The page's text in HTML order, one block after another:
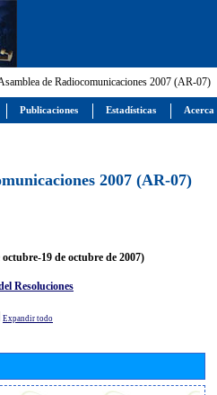
de Radiocomunicaciones 2007 (AR-07)
2007 (AR-07)
19 de octubre de 2007)
Resoluciones
Expandir todo
Publicaciones Estadísticas